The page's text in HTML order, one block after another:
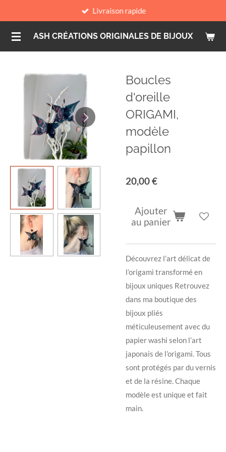
contenu
principal
ASH CRÉATIONS ORIGINALES DE BIJOUX
Livraison rapide
Boucles
d'oreille
ORIGAMI,
modèle
papillon
20,00 €
Ajouter
au panier
Découvrez l’art délicat de
l’origami transformé en
bijoux uniques Retrouvez
dans ma boutique des
bijoux pliés
méticuleusement avec du
papier washi selon l’art
japonais de l’origami. Tous
sont protégés par du vernis
et de la résine. Chaque
modèle est unique et fait
main.